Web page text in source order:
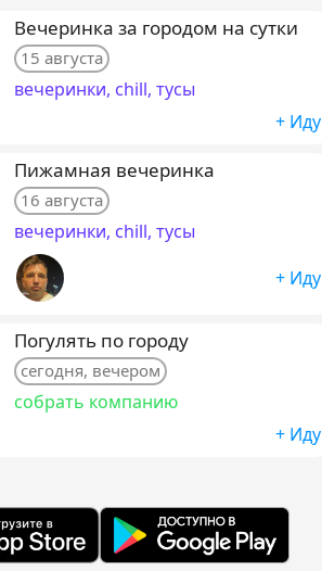
Вечеринка за городом на сутки
15 августа
вечеринки, chill, тусы
+ Иду
Пижамная вечеринка
16 августа
вечеринки, chill, тусы
+ Иду
Погулять по городу
сегодня, вечером
собрать компанию
+ Иду